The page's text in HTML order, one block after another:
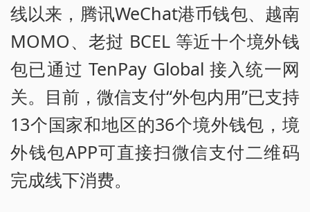
线以来，腾讯WeChat港币钱包、越南
MOMO、老挝 BCEL 等近十个境外钱
包已通过 TenPay Global 接入统一网
关。目前，微信支付“外包内用”已支持
13个国家和地区的36个境外钱包，境
外钱包APP可直接扫微信支付二维码
完成线下消费。